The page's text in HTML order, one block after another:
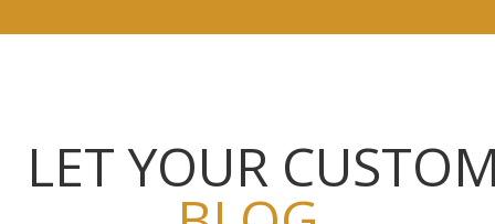
LET YOUR